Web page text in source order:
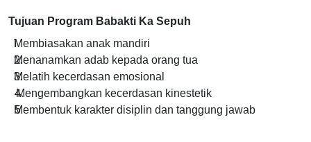
Tujuan Program Babakti Ka Sepuh
Membiasakan anak mandiri
Menanamkan adab kepada orang tua
Melatih kecerdasan emosional
Mengembangkan kecerdasan kinestetik
Membentuk karakter disiplin dan tanggung jawab